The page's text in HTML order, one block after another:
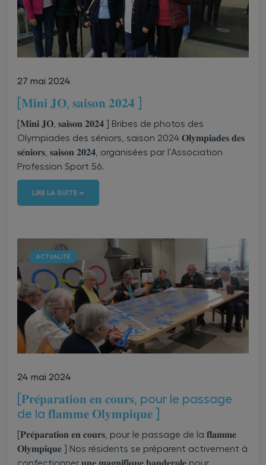
[𝐌𝐢𝐧𝐢 𝐉𝐎, 𝐬𝐚𝐢𝐬𝐨𝐧 𝟐𝟎𝟐𝟒 ]
[𝐌𝐢𝐧𝐢 𝐉𝐎, 𝐬𝐚𝐢𝐬𝐨𝐧 𝟐𝟎𝟐𝟒 ] Bribes de photos des
Olympiades des séniors, saison 2024 𝐎𝐥𝐲𝐦𝐩𝐢𝐚𝐝𝐞𝐬 𝐝𝐞𝐬
𝐬𝐞́𝐧𝐢𝐨𝐫𝐬, 𝐬𝐚𝐢𝐬𝐨𝐧 𝟐𝟎𝟐𝟒, organisées par l’Association
Profession Sport 56.
LIRE LA SUITE »
27 mai 2024
ACTUALITÉ
[𝐏𝐫𝐞́𝐩𝐚𝐫𝐚𝐭𝐢𝐨𝐧 𝐞𝐧 𝐜𝐨𝐮𝐫𝐬, pour le passage
de la 𝐟𝐥𝐚𝐦𝐦𝐞 𝐎𝐥𝐲𝐦𝐩𝐢𝐪𝐮𝐞 ]
[𝐏𝐫𝐞́𝐩𝐚𝐫𝐚𝐭𝐢𝐨𝐧 𝐞𝐧 𝐜𝐨𝐮𝐫𝐬, pour le passage de la 𝐟𝐥𝐚𝐦𝐦𝐞
𝐎𝐥𝐲𝐦𝐩𝐢𝐪𝐮𝐞 ] Nos résidents se préparent activement à
24 mai 2024